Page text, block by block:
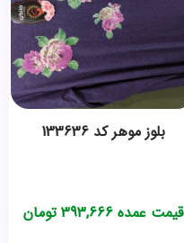
بلوز موهر کد 133636
قیمت عمده393,666 تومان